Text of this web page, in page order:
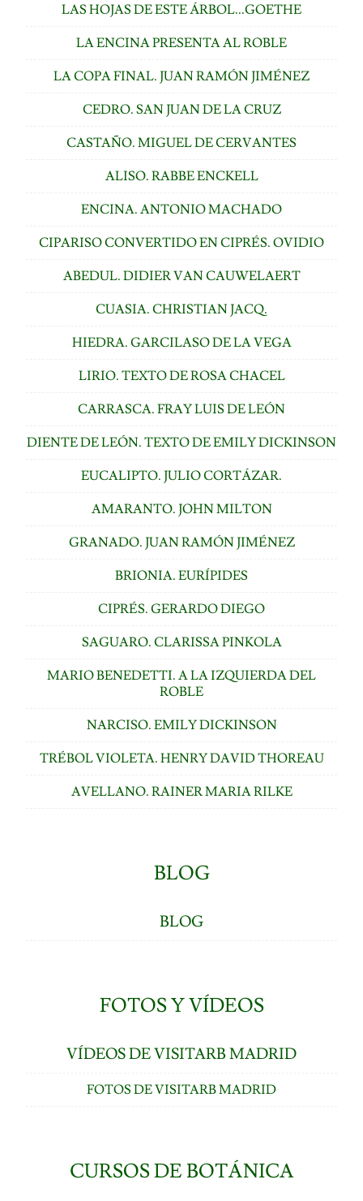
LAS HOJAS DE ESTE ÁRBOL...GOETHE
LA ENCINA PRESENTA AL ROBLE
LA COPA FINAL. JUAN RAMÓN JIMÉNEZ
CEDRO. SAN JUAN DE LA CRUZ
CASTAÑO. MIGUEL DE CERVANTES
ALISO. RABBE ENCKELL
ENCINA. ANTONIO MACHADO
CIPARISO CONVERTIDO EN CIPRÉS. OVIDIO
ABEDUL. DIDIER VAN CAUWELAERT
CUASIA. CHRISTIAN JACQ.
HIEDRA. GARCILASO DE LA VEGA
LIRIO. TEXTO DE ROSA CHACEL
CARRASCA. FRAY LUIS DE LEÓN
DIENTE DE LEÓN. TEXTO DE EMILY DICKINSON
EUCALIPTO. JULIO CORTÁZAR.
AMARANTO. JOHN MILTON
GRANADO. JUAN RAMÓN JIMÉNEZ
BRIONIA. EURÍPIDES
CIPRÉS. GERARDO DIEGO
SAGUARO. CLARISSA PINKOLA
MARIO BENEDETTI. A LA IZQUIERDA DEL
ROBLE
NARCISO. EMILY DICKINSON
TRÉBOL VIOLETA. HENRY DAVID THOREAU
AVELLANO. RAINER MARIA RILKE
BLOG
BLOG
FOTOS Y VÍDEOS
VÍDEOS DE VISITARB MADRID
FOTOS DE VISITARB MADRID
CURSOS DE BOTÁNICA